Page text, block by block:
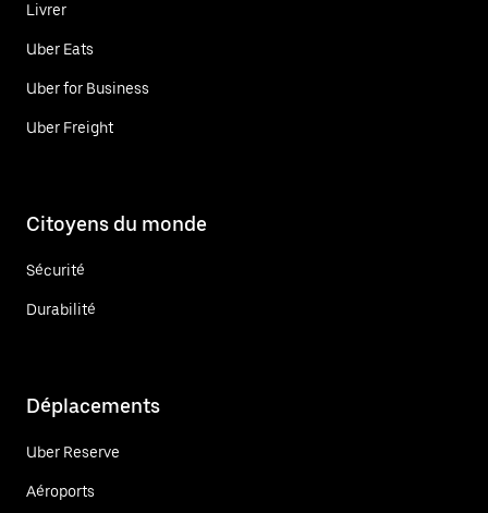
Livrer
Uber Eats
Uber for Business
Uber Freight
Citoyens du monde
Sécurité
Durabilité
Déplacements
Uber Reserve
Aéroports